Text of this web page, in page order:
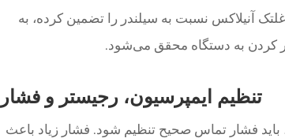
آنیلاکس نسبت به سیلندر را تضمین کرده، به
کردن به دستگاه محقق می‌شود.
تنظیم ایمپرسیون، رجیستر و فشار
فشار تماس صحیح تنظیم شود. فشار زیاد باعث